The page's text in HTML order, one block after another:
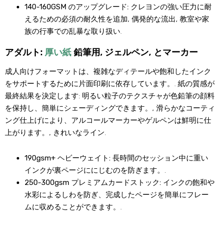
140-160GSM のアップグレード: クレヨンの強い圧力に耐
えるための必須の耐久性を追加, 偶発的な流出, 教室や家
族の行事での乱暴な取り扱い.
アダルト:厚い紙 鉛筆用, ジェルペン, とマーカー
成人向けフォーマットは、複雑なディテールや飽和したインク
をサポートするために片面印刷に依存しています。. 紙の質感が
最終結果を決定します: 明るい粒子のテクスチャが色鉛筆の顔料
を保持し、簡単にシェーディングできます。, 滑らかなコーティ
ング仕上げにより、アルコールマーカーやゲルペンは鮮明に仕
上がります。, きれいなライン.
190gsm+ ヘビーウェイト: 長時間のセッション中に重い
インクが裏ページににじむのを防ぎます。.
250-300gsm プレミアムカードストック: インクの飽和や
水彩によるしわを防ぎ、完成したページを簡単にフレー
ムに収めることができます。.